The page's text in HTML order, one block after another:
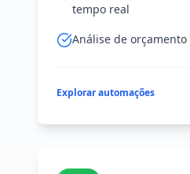
tempo real
Análise de
Explorar automações